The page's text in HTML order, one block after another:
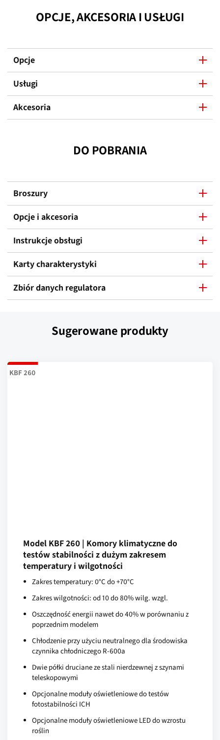
OPCJE, AKCESORIA I USŁUGI
Opcje
Usługi
Akcesoria
DO POBRANIA
Broszury
Opcje i akcesoria
Instrukcje obsługi
Karty charakterystyki
Zbiór danych regulatora
Sugerowane produkty
KBF 260
Model KBF 260 | Komory klimatyczne do
testów stabilności z dużym zakresem
temperatury i wilgotności
Zakres temperatury: 0°C do +70°C
Zakres wilgotności: od 10 do 80% wilg. wzgl.
Oszczędność energii nawet do 40% w porównaniu z
poprzednim modelem
Chłodzenie przy użyciu neutralnego dla środowiska
czynnika chłodniczego R-600a
Dwie półki druciane ze stali nierdzewnej z szynami
teleskopowymi
Opcjonalne moduły oświetleniowe do testów
fotostabilności ICH
Opcjonalne moduły oświetleniowe LED do wzrostu
roślin